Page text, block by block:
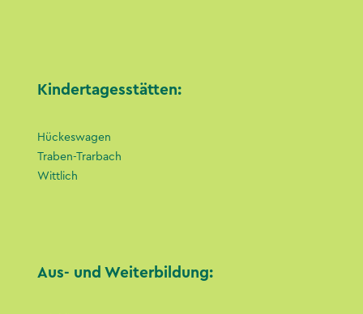
Kindertagesstätten:
Hückeswagen
Traben-Trarbach
Wittlich
Aus- und Weiterbildung: